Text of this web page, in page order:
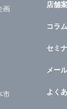
画
市
店舗
コラム
セミ
メー
よく